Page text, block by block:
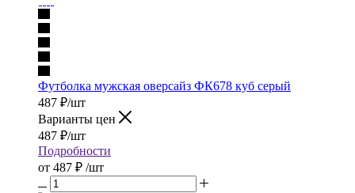
Футболка мужская оверсайз ФК678 куб серый
487 ₽/шт
Варианты цен
487 ₽/шт
Подробности
от 487 ₽ /шт